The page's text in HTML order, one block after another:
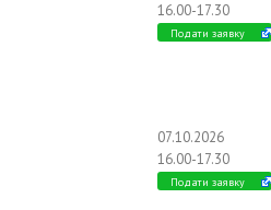
16.00-17.30
Подати заявку
07.10.2026
16.00-17.30
Подати заявку